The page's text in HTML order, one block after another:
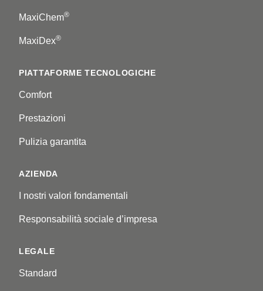
MaxiChem®
MaxiDex®
PIATTAFORME TECNOLOGICHE
Comfort
Prestazioni
Pulizia garantita
AZIENDA
I nostri valori fondamentali
Responsabilità sociale d’impresa
LEGALE
Standard